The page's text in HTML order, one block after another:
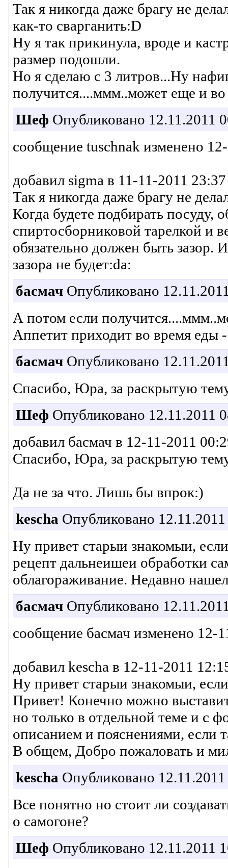
Так я никогда даже брагу не
как-то сварганить:D
Ну я так прикинула, вроде и
размер подошли.
Но я сделаю с 3 литров...Ну
получится....ммм..может еще и
Шеф Опубликовано 12.11.2011
сообщение tuschnak изменено
добавил sigma в 11-11-2011
Так я никогда даже брагу не
Когда будете подбирать посуду,
спиртосборниковой тарелкой и
обязательно должен быть зазор.
зазора не будет:da:
басмачОпубликовано
А потом если
Аппетит приходит во время еды
басмачОпубликовано
Спасибо, Юра, за раскрытую
Шеф Опубликовано 12.11.2011
добавил басмач в 12-11-2011
Спасибо, Юра, за раскрытую
Да не за что. Лишь бы впрок:)
kescha Опубликовано
Ну привет старыи знакомыи,
рецепт дальнеишеи обработки
облагораживание. Недавно
басмачОпубликовано
сообщение басмач изменено 12-
добавил kescha в 12-11-2011
Ну привет старыи знакомыи,
Привет! Конечно можно
но только в отдельной теме и с
описанием и пояснениями, если
В общем, Добро пожаловать и
kescha Опубликовано
Все понятно но стоит ли
о самогоне?
Шеф Опубликовано 12.11.2011